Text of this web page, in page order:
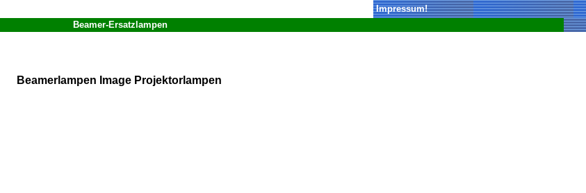
Impressum!
Beamer-Ersatzlampen
Beamerlampen Image Projektorlampen